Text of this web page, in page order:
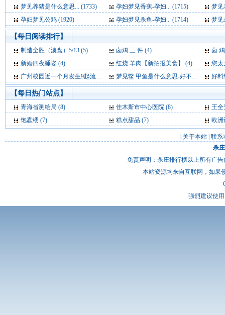
梦见养猪是什么意思... (1733)
孕妇梦见香蕉-孕妇... (1715)
梦见
孕妇梦见公鸡 (1920)
孕妇梦见杀鱼-孕妇... (1714) 梦见
【每日阅读排行】
制造全胜（澳盘）5/13 (5) 卤鸡 三 件 (4)
卤
新婚四夜睡姿 (4)
红烧 羊肉【新拍报美食】 (4)
您太太
广州校园近一个月发生9起流感聚集性病例 (4)
梦见鳖 甲鱼是什么意思-好不好-代表什么-周公解梦 (4) 好料
【每日热门站点】
青海省测绘局 (8) 佳木斯市中心医院 (8)
王全
饱蠹楼 (7) 糕点甜品 (7) 欧洲
关于本站 联系
杀
免责声明：杀庄排行榜以上所有广
本站资源均来自互联网，如果
强烈建议使